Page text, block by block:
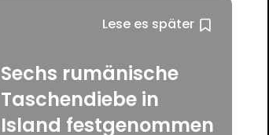
Lese es später
Sechs rumänische
Taschendiebe in
Island festgenommen